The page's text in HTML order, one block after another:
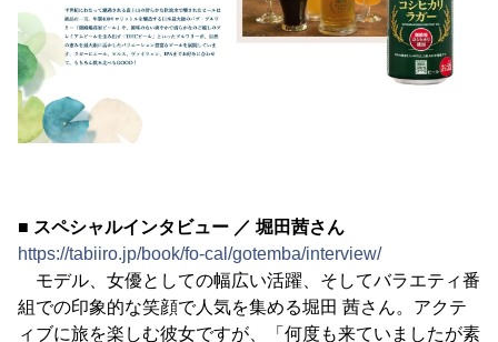
■ スペシャルインタビュー ／ 堀田茜さん
https://tabiiro.jp/book/fo-cal/gotemba/interview/
モデル、女優としての幅広い活躍、そしてバラエティ番
組での印象的な笑顔で人気を集める堀田 茜さん。アクテ
ィブに旅を楽しむ彼女ですが、「何度も来ていましたが素